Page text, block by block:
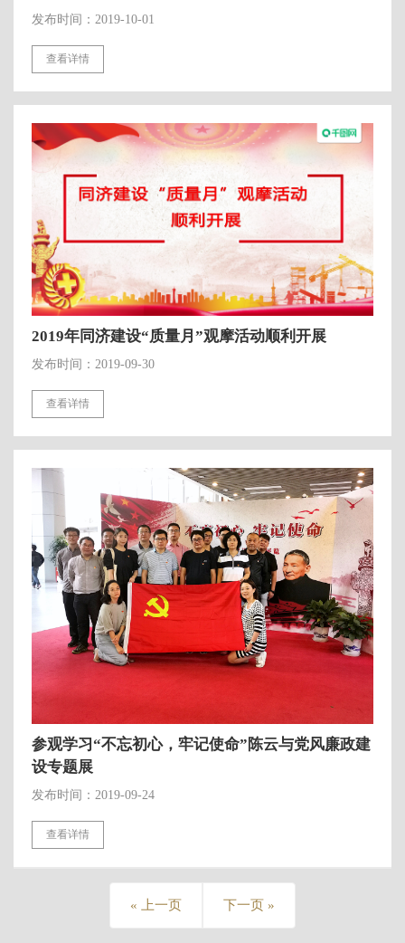
发布时间：2019-10-01
查看详情
2019年同济建设“质量月”观摩活动顺利开展
发布时间：2019-09-30
查看详情
参观学习“不忘初心，牢记使命”陈云与党风廉政建
设专题展
发布时间：2019-09-24
查看详情
« 上一页 下一页 »